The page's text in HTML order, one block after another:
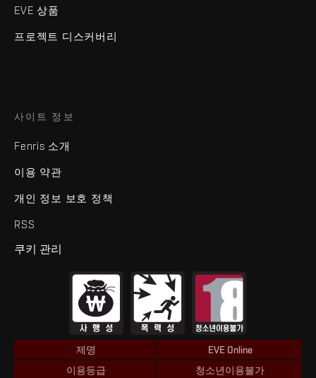
EVE 상품
프로젝트 디스커버리
사이트 정보
Fenris 소개
이용 약관
개인 정보 보호 정책
RSS
쿠키 관리
제명
EVE Online
이용등급
청소년이용불가